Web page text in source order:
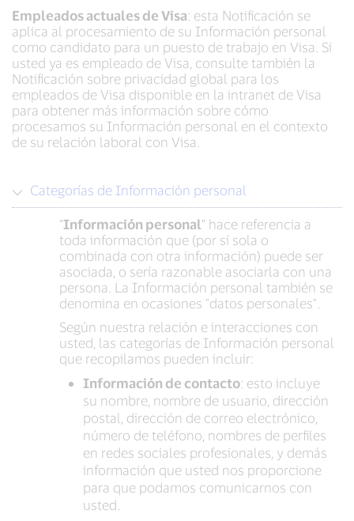
Empleados actuales de Visa: esta Notificación se
aplica al procesamiento de su Información personal
como candidato para un puesto de trabajo en Visa. Si
usted ya es empleado de Visa, consulte también la
Notificación sobre privacidad global para los
empleados de Visa disponible en la intranet de Visa
para obtener más información sobre cómo
procesamos su Información personal en el contexto
de su relación laboral con Visa.
Categorías de Información personal
“Información personal” hace referencia a
toda información que (por sí sola o
combinada con otra información) puede ser
asociada, o sería razonable asociarla con una
persona. La Información personal también se
denomina en ocasiones "datos personales".
Según nuestra relación e interacciones con
usted, las categorías de Información personal
que recopilamos pueden incluir:
Información de contacto: esto incluye
su nombre, nombre de usuario, dirección
postal, dirección de correo electrónico,
número de teléfono, nombres de perfiles
en redes sociales profesionales, y demás
información que usted nos proporcione
para que podamos comunicarnos con
usted.